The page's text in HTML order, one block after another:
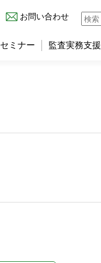
セミナー 監査実務支援
お問い合わせ